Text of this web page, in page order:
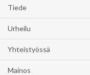
Tiede
Urheilu
Yhteistyössä
Mainos